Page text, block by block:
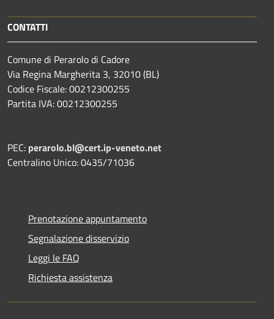
CONTATTI
Comune di Perarolo di Cadore
Via Regina Margherita 3, 32010 (BL)
Codice Fiscale: 00212300255
Partita IVA: 00212300255
PEC: perarolo.bl@cert.ip-veneto.net
Centralino Unico: 0435/71036
Prenotazione appuntamento
Segnalazione disservizio
Leggi le FAQ
Richiesta assistenza